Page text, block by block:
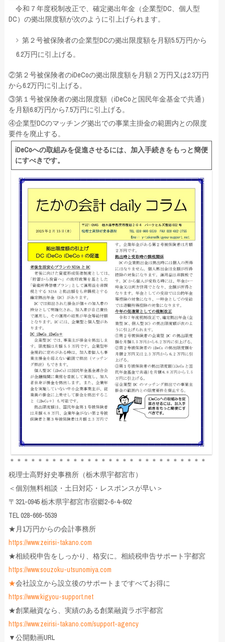
令和７年度税制改正で、確定拠出年金（企業型DC、個人型
DC）の拠出限度額が次のように引上げられます。
第２号被保険者の企業型DCの拠出限度額を月額5.5万円から
6.2万円に引上げる。
②第２号被保険者のiDeCoの拠出限度額を月額２万円又は2.3万円
から6.2万円に引上げる。
③第１号被保険者の拠出限度額（iDeCoと国民年金基金で共通）
を月額6.8万円から7.5万円に引上げる。
④企業型DCのマッチング拠出での事業主掛金の範囲内との限度
要件を廃止する。
iDeCoへの取組みを促進させるには、加入手続きをもっと簡便
にすべきです。
＊＊＊＊＊＊＊＊＊＊＊＊＊＊＊＊＊＊ ＊＊＊＊＊＊＊＊＊＊
税理士高野好史事務所（栃木県宇都宮市）
＜個別無料相談・土日対応・レスポンスが早い＞
〒321-0945 栃木県宇都宮市宿郷2-6-4-602
TEL 028-666-5539
★月1万円からの会計事務所
https://www.zeirisi-takano.com
★相続税申告をしっかり、格安に。相続税申告サポート宇都宮
https://www.souzoku-utsunomiya.com
★会社設立から設立後のサポートまですべてお得に
https://www.kigyou-support.net
★創業融資なら、実績のある創業融資ラボ宇都宮
https://www.zeirisi-takano.com/support-agency
▼公開動画URL